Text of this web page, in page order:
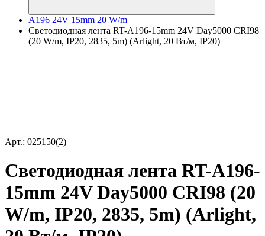
A196 24V 15mm 20 W/m
Светодиодная лента RT-A196-15mm 24V Day5000 CRI98
(20 W/m, IP20, 2835, 5m) (Arlight, 20 Вт/м, IP20)
Арт.: 025150(2)
Светодиодная лента RT-A196-
15mm 24V Day5000 CRI98 (20
W/m, IP20, 2835, 5m) (Arlight,